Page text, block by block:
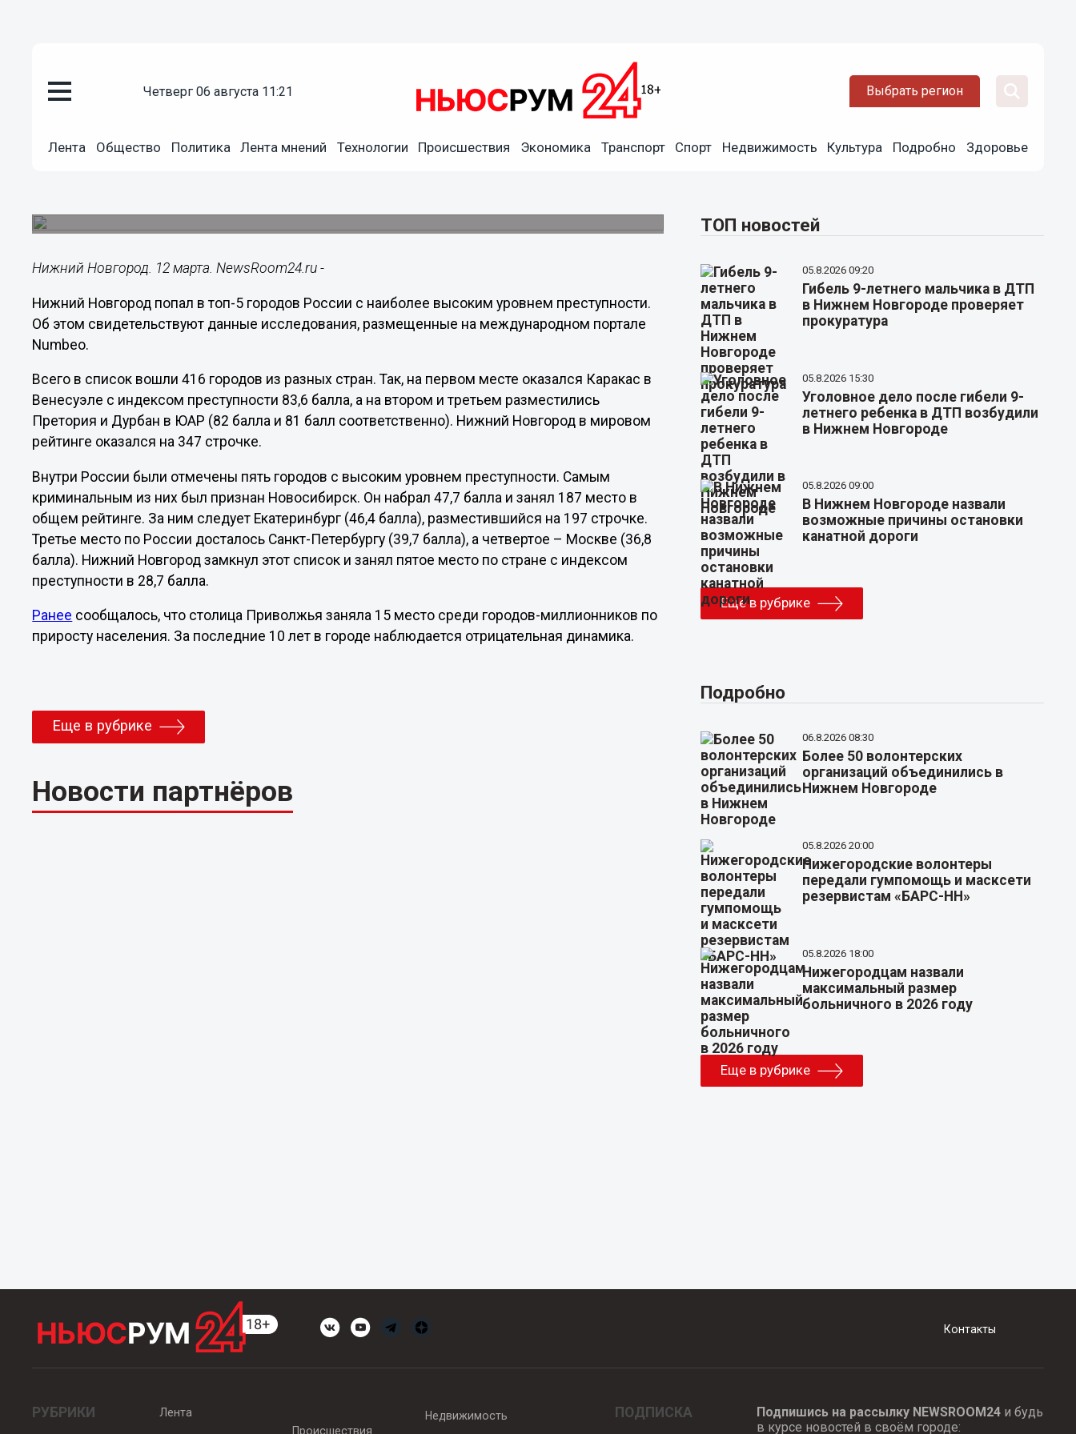
четверг 06 августа 11:21 Выбрать регион
Лента Общество Политика Лента мнений Технологии Происшествия Экономика Транспорт Спорт Недвижимость Культура Подробно Здоровье
Нижний Новгород вошел в пятерку городов России по
Нижний Новгород. 12 марта. NewsRoom24.ru -
Нижний Новгород попал в топ-5 городов России с наиболее высоким уровнем преступности.
Об этом свидетельствуют данные исследования, размещенные на международном портале
Numbeo.
Всего в список вошли 416 городов из разных стран. Так, на первом месте оказался Каракас в
Венесуэле с индексом преступности 83,6 балла, а на втором и третьем разместились
Претория и Дурбан в ЮАР (82 балла и 81 балл соответственно). Нижний Новгород в мировом
рейтинге оказался на 347 строчке.
Внутри России были отмечены пять городов с высоким уровнем преступности. Самым
криминальным из них был признан Новосибирск. Он набрал 47,7 балла и занял 187 место в
общем рейтинге. За ним следует Екатеринбург (46,4 балла), разместившийся на 197 строчке.
Третье место по России досталось Санкт-Петербургу (39,7 балла), а четвертое – Москве (36,8
балла). Нижний Новгород замкнул этот список и занял пятое место по стране с индексом
преступности в 28,7 балла.
Ранее сообщалось, что столица Приволжья заняла 15 место среди городов-миллионников по
приросту населения. За последние 10 лет в городе наблюдается отрицательная динамика.
Еще в рубрике
Новости партнёров
ТОП новостей
05.8.2026 09:20
Гибель 9-летнего мальчика в ДТП
в Нижнем Новгороде проверяет
прокуратура
05.8.2026 15:30
Уголовное дело после гибели 9-
летнего ребенка в ДТП возбудили
в Нижнем Новгороде
05.8.2026 09:00
В Нижнем Новгороде назвали
возможные причины остановки
канатной дороги
Еще в рубрике
Подробно
06.8.2026 08:30
Более 50 волонтерских
организаций объединились в
Нижнем Новгороде
05.8.2026 20:00
Нижегородские волонтеры
передали гумпомощь и масксети
резервистам «БАРС-НН»
05.8.2026 18:00
Нижегородцам назвали
максимальный размер
больничного в 2026 году
Еще в рубрике
Контакты
РУБРИКИ
Лента
Происшествия
Недвижимость ПОДПИСКА Подпишись на рассылку NEWSROOM24и будь
в курсе новостей в своём городе: